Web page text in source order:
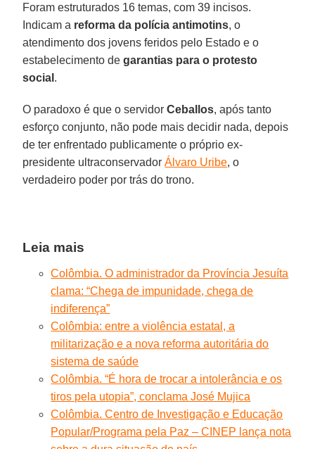
Foram estruturados 16 temas, com 39 incisos.
Indicam a reforma da polícia antimotins, o
atendimento dos jovens feridos pelo Estado e o
estabelecimento degarantias para o protesto
social .
O paradoxo é que o servidorCeballos, após tanto
esforço conjunto, não pode mais decidir nada, depois
de ter enfrentado publicamente o próprio ex-
presidente ultraconservadorÁlvaro Uribe, o
verdadeiro poder por trás do trono.
Leia mais
Colômbia. O administrador da Província Jesuíta
clama: “Chega de impunidade, chega de
indiferença”
Colômbia: entre a violência estatal, a
militarização e a nova reforma autoritária do
sistema de saúde
Colômbia. “É hora de trocar a intolerância e os
tiros pela utopia”, conclama José Mujica
Colômbia. Centro de Investigação e Educação
Popular/Programa pela Paz – CINEP lança nota